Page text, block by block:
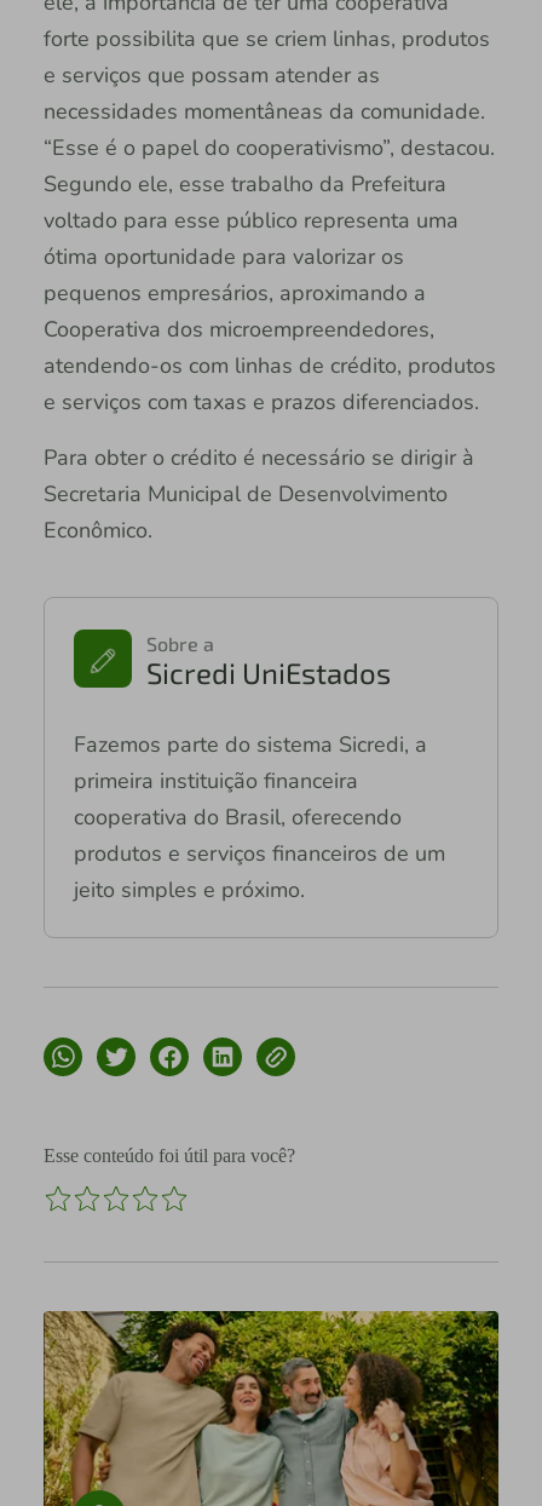
forte possibilita que se criem linhas, produtos
e serviços que possam atender as
necessidades momentâneas da comunidade.
“Esse é o papel do cooperativismo”, destacou.
Segundo ele, esse trabalho da Prefeitura
voltado para esse público representa uma
ótima oportunidade para valorizar os
pequenos empresários, aproximando a
Cooperativa dos microempreendedores,
atendendo-os com linhas de crédito, produtos
e serviços com taxas e prazos diferenciados.
Para obter o crédito é necessário se dirigir à
Secretaria Municipal de Desenvolvimento
Econômico.
Sobre a
Sicredi UniEstados
Fazemos parte do sistema Sicredi, a
primeira instituição financeira
cooperativa do Brasil, oferecendo
produtos e serviços financeiros de um
jeito simples e próximo.
Esse conteúdo foi útil para você?